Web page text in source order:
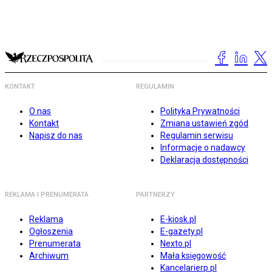
KONTAKT
O nas
Kontakt
Napisz do nas
REGULAMIN
Polityka Prywatności
Zmiana ustawień zgód
Regulamin serwisu
Informacje o nadawcy
Deklaracja dostępności
REKLAMA I PRENUMERATA
Reklama
Ogłoszenia
Prenumerata
Archiwum
PARTNERZY
E-kiosk.pl
E-gazety.pl
Nexto.pl
Mała księgowość
Kancelarierp.pl